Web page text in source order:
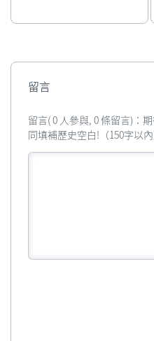
留言
留言( 0 人參與, 0 條留言)：
同填補歷史空白!（150字以內